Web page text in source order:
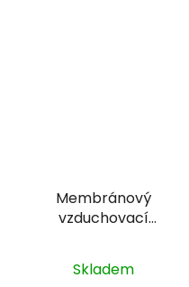
Membránový
vzduchovací
Skladem